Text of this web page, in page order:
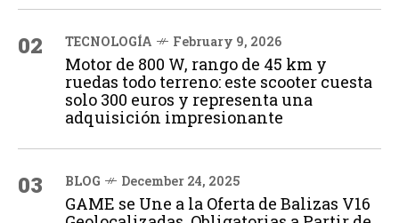
02 TECNOLOGÍA February 9, 2026
Motor de 800 W, rango de 45 km y
ruedas todo terreno: este scooter cuesta
solo 300 euros y representa una
adquisición impresionante
03 BLOG December 24, 2025
GAME se Une a la Oferta de Balizas V16